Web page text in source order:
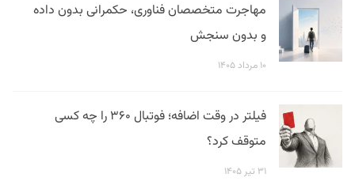
مهاجرت متخصصان فناوری، حکمرانی بدون داده
و بدون سنجش
۱۰ مرداد ۱۴۰۵
فیلتر در وقت اضافه؛ فوتبال ۳۶۰ را چه کسی
متوقف کرد؟
۳۱ تیر ۱۴۰۵